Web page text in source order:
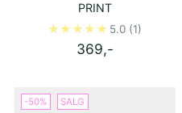
PRINT
5.0 (1)
369,-
-50% SALG